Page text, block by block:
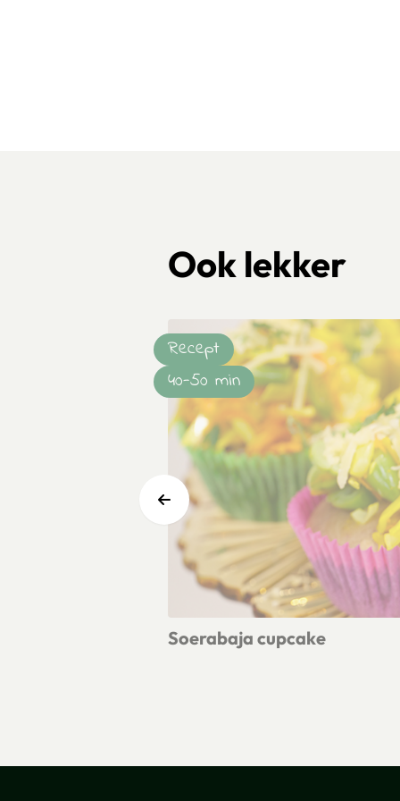
Ook lekker
Soerabaja cupcake
Recept
40-50 min